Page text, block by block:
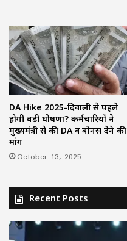
DA Hike 2025-दिवाली से पहले
होगी बड़ी घोषणा? कर्मचारियों ने
मुख्यमंत्री से की DA व बोनस देने की
मांग
October 13, 2025
Recent Posts